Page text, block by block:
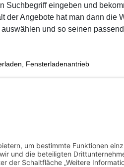
Suchbegriff eingeben und
der Angebote hat man dann die
und so seinen
Fensterladenantrieb